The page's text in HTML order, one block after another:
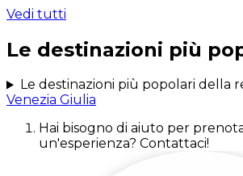
Vedi tutti
Le destinazioni più
Le destinazioni più popolari della
Venezia Giulia
Hai bisogno di aiuto per
un'esperienza? Contattaci!